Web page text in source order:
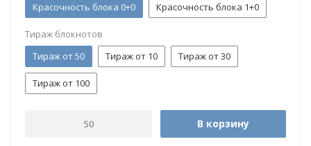
Красочность блока 0+0
Красочность блока 1+0
Тираж блокнотов
Тираж от 50
Тираж от 10 Тираж от 30
Тираж от 100
В корзину